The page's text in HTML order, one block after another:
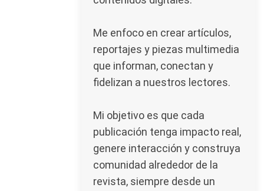
Me enfoco en crear artículos,
reportajes y piezas multimedia
que informan, conectan y
fidelizan a nuestros lectores.
Mi objetivo es que cada
publicación tenga impacto real,
genere interacción y construya
comunidad alrededor de la
revista, siempre desde un